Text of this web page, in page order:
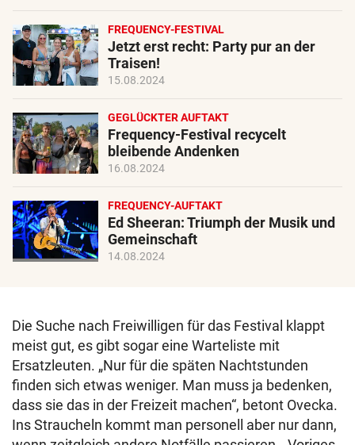
FREQUENCY-FESTIVAL
Jetzt erst recht: Party pur an der
Traisen!
15.08.2024
GEGLÜCKTER AUFTAKT
Frequency-Festival recycelt
bleibende Andenken
16.08.2024
FREQUENCY-AUFTAKT
Ed Sheeran: Triumph der Musik und
Gemeinschaft
14.08.2024
Die Suche nach Freiwilligen für das Festival klappt
meist gut, es gibt sogar eine Warteliste mit
Ersatzleuten. „Nur für die späten Nachtstunden
finden sich etwas weniger. Man muss ja bedenken,
dass sie das in der Freizeit machen“, betont Ovecka.
Ins Straucheln kommt man personell aber nur dann,